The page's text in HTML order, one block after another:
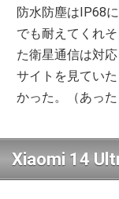
防水防塵はIP68
でも耐えてくれ
た衛星通信は対
サイトを見てい
かった。（あった
Xiaomi 14